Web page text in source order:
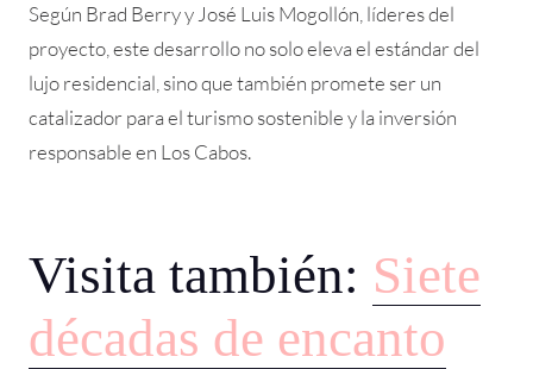
Según Brad Berry y José Luis Mogollón, líderes del
proyecto, este desarrollo no solo eleva el estándar del
lujo residencial, sino que también promete ser un
catalizador para el turismo sostenible y la inversión
responsable en Los Cabos.
Visita también: Siete
décadas de encanto